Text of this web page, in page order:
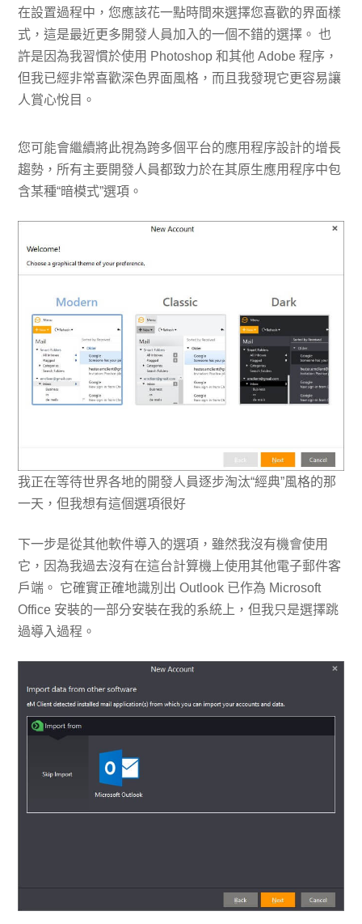
在設置過程中，您應該花一點時間來選擇您喜歡的界面樣
式，這是最近更多開發人員加入的一個不錯的選擇。 也
許是因為我習慣於使用 Photoshop 和其他 Adob​​e 程序，
但我已經非常喜歡深色界面風格，而且我發現它更容易讓
人賞心悅目。
您可能會繼續將此視為跨多個平台的應用程序設計的增長
趨勢，所有主要開發人員都致力於在其原生應用程序中包
含某種“暗模式”選項。
我正在等待世界各地的開發人員逐步淘汰“經典”風格的那
一天，但我想有這個選項很好
下一步是從其他軟件導入的選項，雖然我沒有機會使用
它，因為我過去沒有在這台計算機上使用其他電子郵件客
戶端。 它確實正確地識別出 Outlook 已作為 Microsoft
Office 安裝的一部分安裝在我的系統上，但我只是選擇跳
過導入過程。